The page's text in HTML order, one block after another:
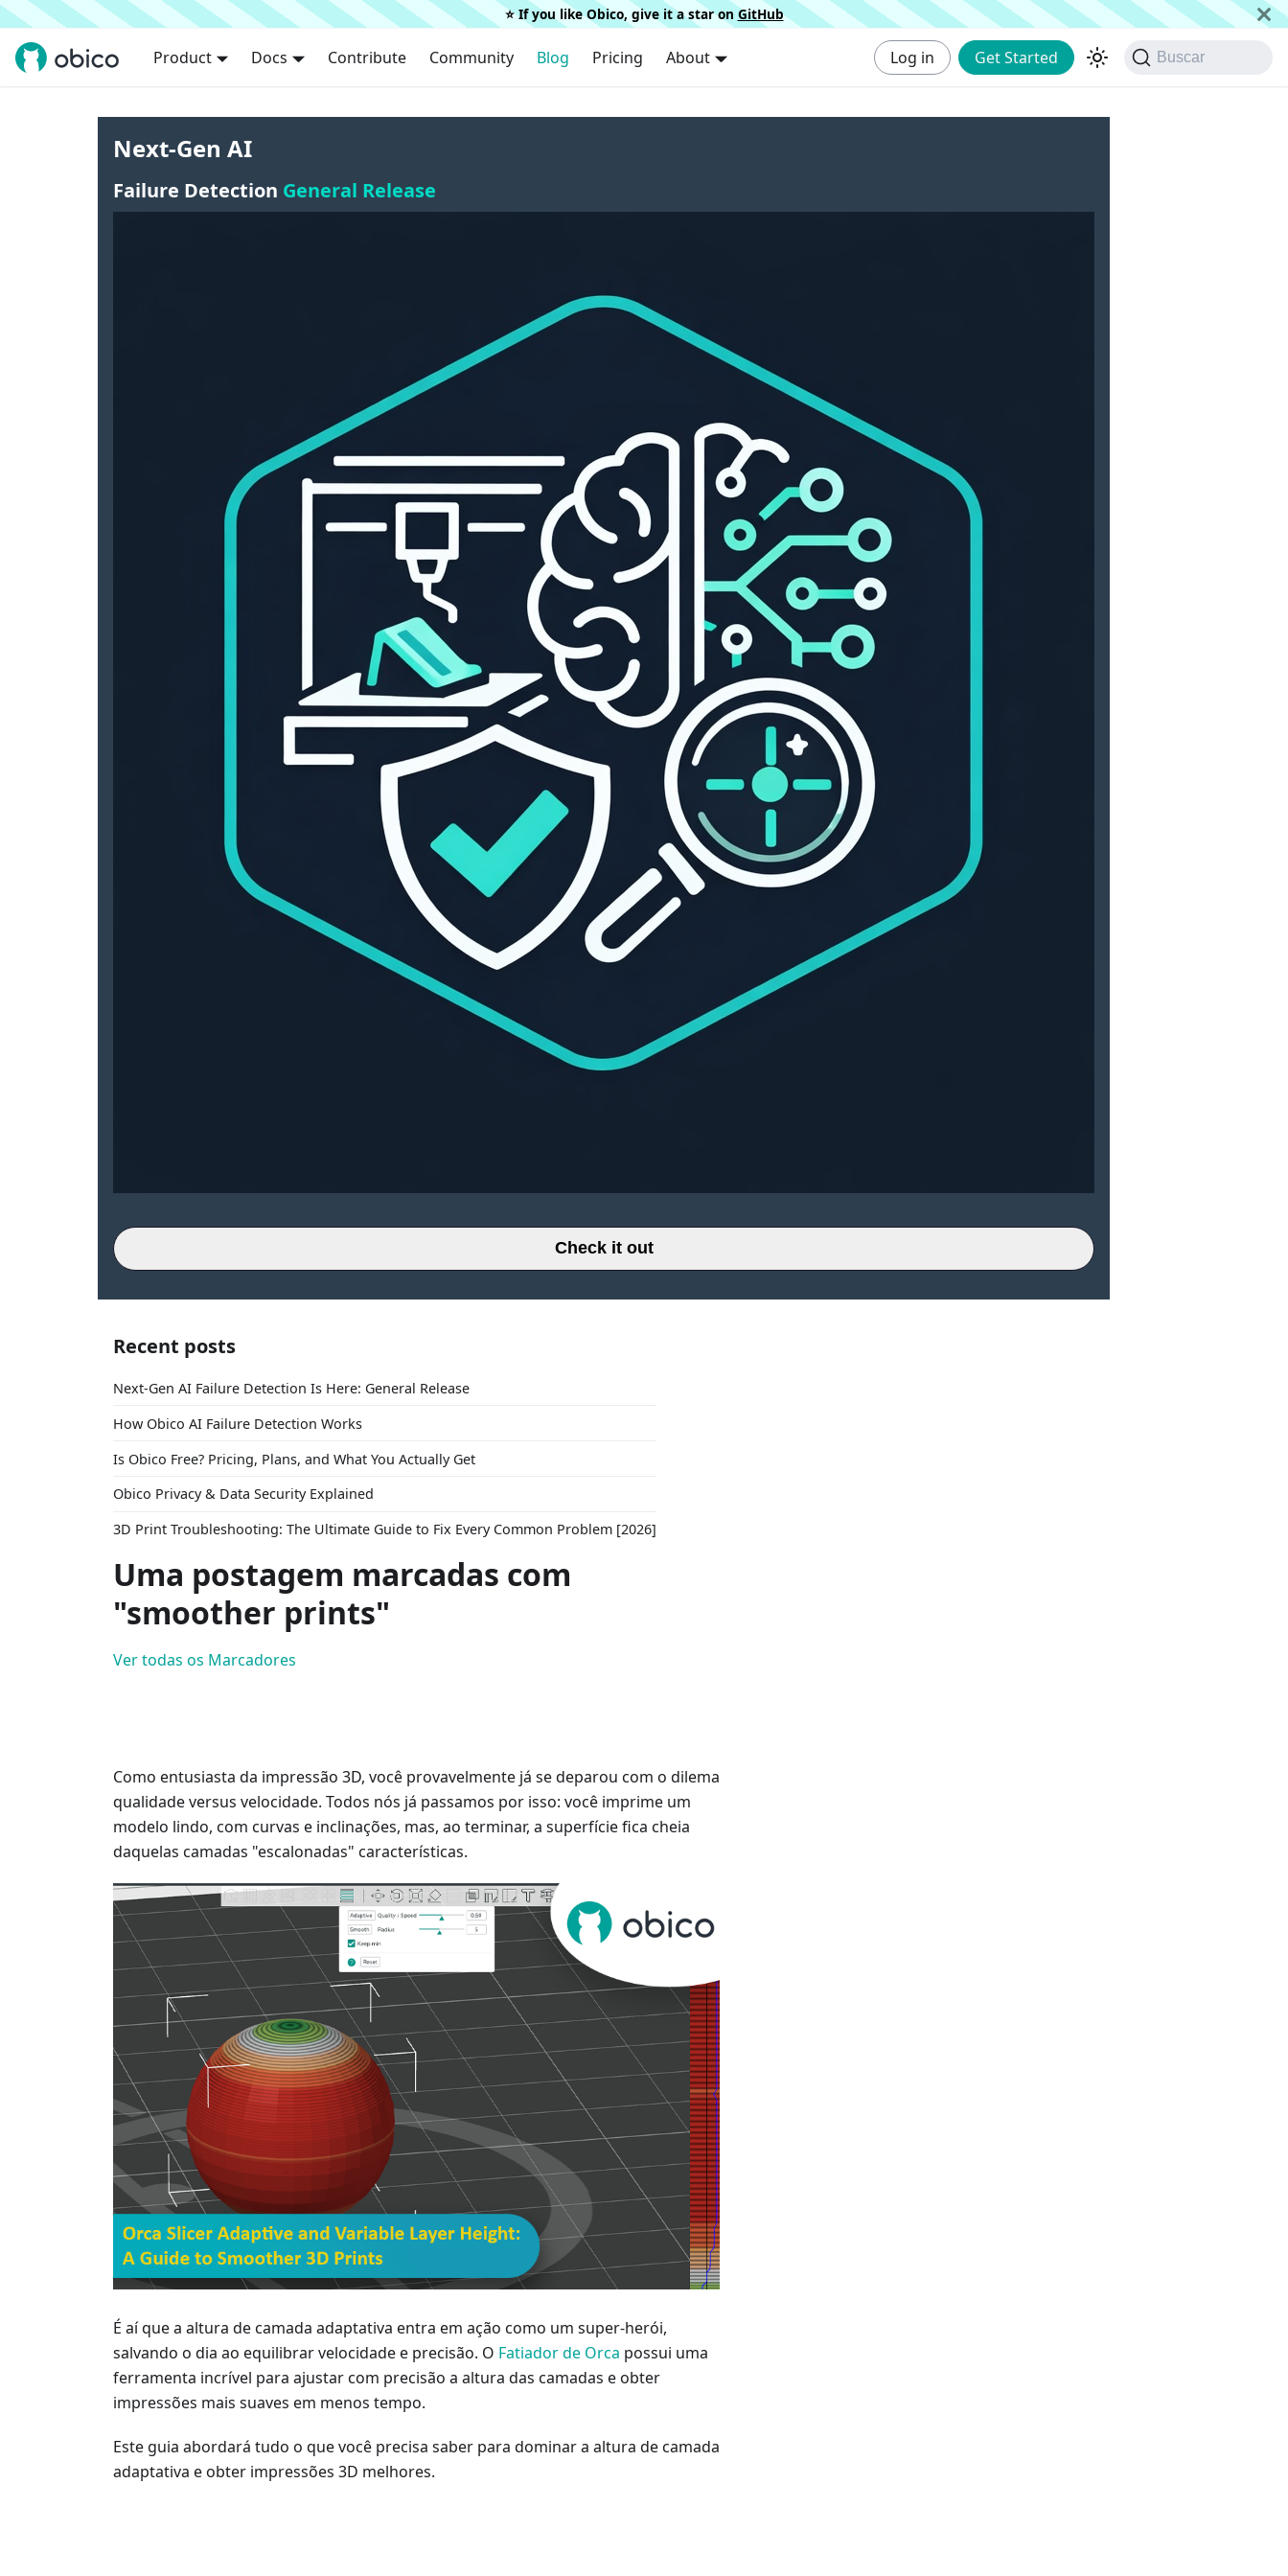
⭐️ If you like Obico, give it a star on GitHub
Product Docs Contribute Community Blog Pricing About Log in Get Started Buscar
Next-Gen AI
Failure Detection General Release
Check it out
Recent posts
Next-Gen AI Failure Detection Is Here: General Release
How Obico AI Failure Detection Works
Is Obico Free? Pricing, Plans, and What You Actually Get
Obico Privacy & Data Security Explained
3D Print Troubleshooting: The Ultimate Guide to Fix Every Common Problem [2026]
Uma postagem marcadas com
"smoother prints"
Ver todas os Marcadores
Como entusiasta da impressão 3D, você provavelmente já se deparou com o dilema
qualidade versus velocidade. Todos nós já passamos por isso: você imprime um
modelo lindo, com curvas e inclinações, mas, ao terminar, a superfície fica cheia
daquelas camadas "escalonadas" características.
É aí que a altura de camada adaptativa entra em ação como um super-herói,
salvando o dia ao equilibrar velocidade e precisão. O Fatiador de Orca possui uma
ferramenta incrível para ajustar com precisão a altura das camadas e obter
impressões mais suaves em menos tempo.
Este guia abordará tudo o que você precisa saber para dominar a altura de camada
adaptativa e obter impressões 3D melhores.